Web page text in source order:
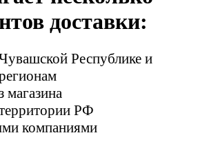
доставки:
Республике и
магазина
РФ
компаниями